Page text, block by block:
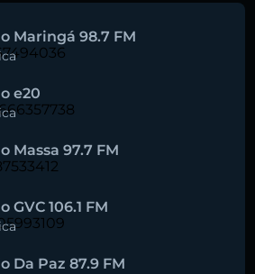
Maringá 98.7 FM
e20
Massa 97.7 FM
GVC 106.1 FM
Da Paz 87.9 FM